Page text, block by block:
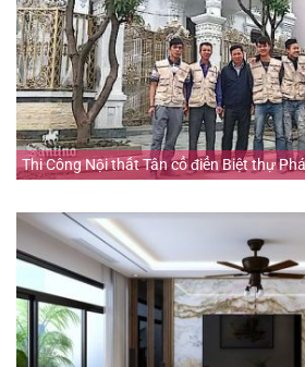
Thi Công Nội thất Tân cổ điển Biệt thự